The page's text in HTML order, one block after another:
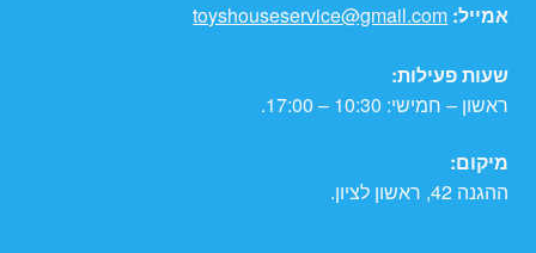
אמייל: toyshouseservice@gmail.com
שעות פעילות:
ראשון – חמישי: 10:30 – 17:00.
מיקום:
ההגנה 42, ראשון לציון.